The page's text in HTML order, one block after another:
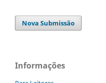
Nova Submissão
Informações